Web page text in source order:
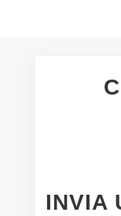
INVIA